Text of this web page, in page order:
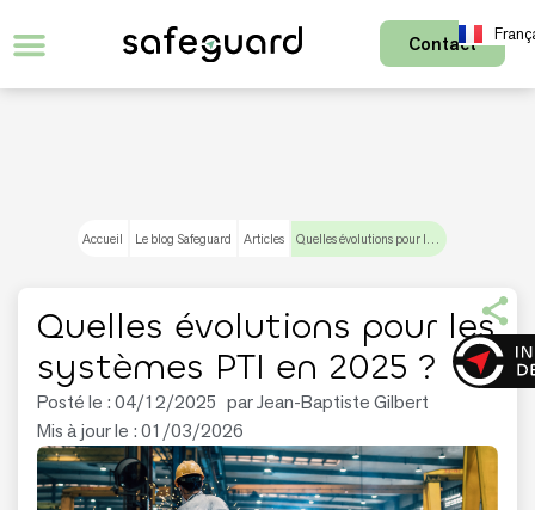
Contact
Accueil Le blog Safeguard Articles Quelles évolutions pour les systèmes PTI en 2025 ?
Quelles évolutions pour les
systèmes PTI en 2025 ?
Posté le :04/12/2025 parJean-Baptiste Gilbert
Mis à jour le : 01/03/2026